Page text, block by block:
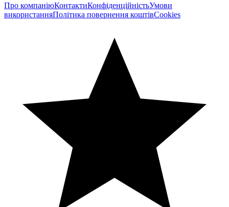
Про компаніюКонтактиКонфіденційністьУмови
використанняПолітика повернення коштівCookies